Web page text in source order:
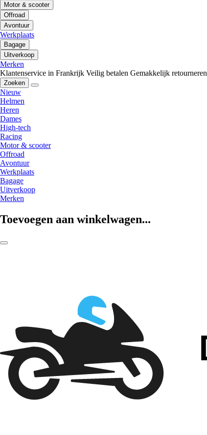
Motor & scooter
Offroad
Avontuur
Werkplaats
Bagage
Uitverkoop
Merken
Klantenservice in Frankrijk Veilig betalen Gemakkelijk retourneren
Zoeken
Nieuw
Helmen
Heren
Dames
High-tech
Racing
Motor & scooter
Offroad
Avontuur
Werkplaats
Bagage
Uitverkoop
Merken
Toevoegen aan winkelwagen...